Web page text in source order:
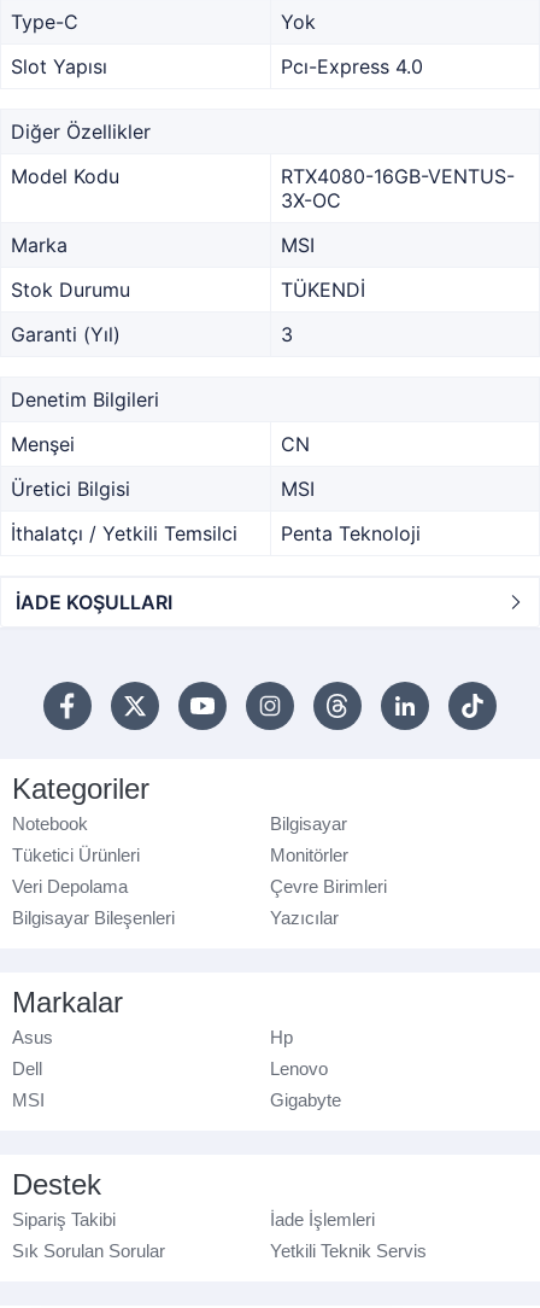
Type-C
Yok
Slot Yapısı
Pcı-Express 4.0
Diğer Özellikler
Model Kodu
RTX4080-16GB-VENTUS-
3X-OC
Marka
MSI
Stok Durumu
TÜKENDİ
Garanti (Yıl)
3
Denetim Bilgileri
Menşei
CN
Üretici Bilgisi
MSI
İthalatçı / Yetkili Temsilci
Penta Teknoloji
İADE KOŞULLARI
Kategoriler
Notebook
Bilgisayar
Tüketici Ürünleri
Monitörler
Veri Depolama
Çevre Birimleri
Bilgisayar Bileşenleri
Yazıcılar
Markalar
Asus
Hp
Dell
Lenovo
MSI
Gigabyte
Destek
Sipariş Takibi
İade İşlemleri
Sık Sorulan Sorular
Yetkili Teknik Servis